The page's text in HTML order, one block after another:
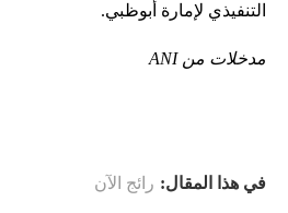
التنفيذي لإمارة أبوظبي.
مدخلات من ANI
في هذا المقال: رائج الآن